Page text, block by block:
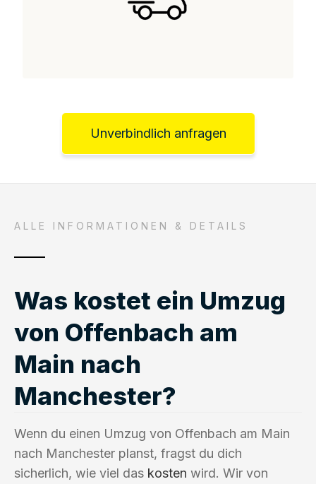
Unverbindlich anfragen
ALLE INFORMATIONEN & DETAILS
Was kostet ein Umzug
von Offenbach am
Main nach
Manchester?
Wenn du einen Umzug von Offenbach am Main
nach Manchester planst, fragst du dich
sicherlich, wie viel das kosten wird. Wir von